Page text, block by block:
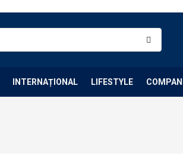
INTERNAȚIONAL LIFESTYLE COMPANII